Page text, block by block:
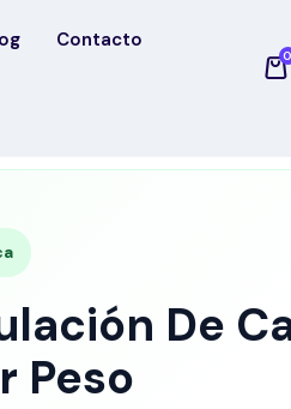
Contacto
0
De
Peso